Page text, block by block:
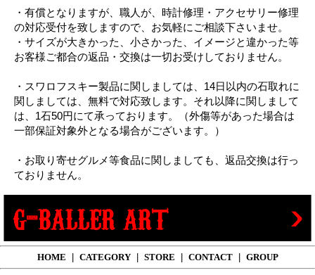
・有償となりますが、職人が、時計修理・アクセサリー修理
の対応受付を致しますので、お気軽にご相談下さいませ。
・サイズが大きかった、小さかった、イメージと違かった等
お客様ご都合の返品・交換は一切お受けしておりません。
・スワロフスキー製品に関しましては、14日以内の石取れに
関しましては、無料で対応致します。それ以降に関しまして
は、1石50円にて承っております。（外傷等があった場合は
一部保証対象外となる場合がございます。）
・お取り寄せグルメ等食品に関しましても、返品交換は行っ
ておりません。
HOME | CATEGORY | STORE | CONTACT | GROUP